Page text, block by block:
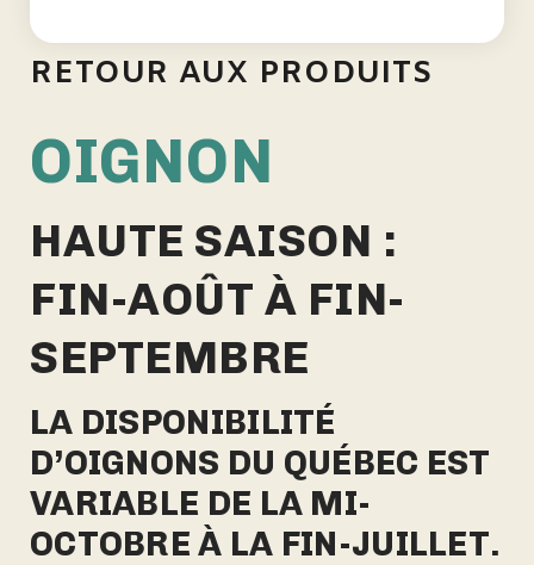
RETOUR AUX PRODUITS
OIGNON
HAUTE SAISON :
FIN-AOÛT À FIN-
SEPTEMBRE
LA DISPONIBILITÉ
D’OIGNONS DU QUÉBEC EST
VARIABLE DE LA MI-
OCTOBRE À LA FIN-JUILLET.